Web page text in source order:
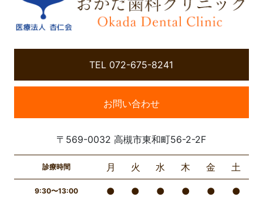
TEL 072-675-8241
お問い合わせ
〒569-0032 高槻市東和町56-2-2F
診療時間 月 火 水 木 金 土
9:30〜13:00 ● ● ● ● ● ●